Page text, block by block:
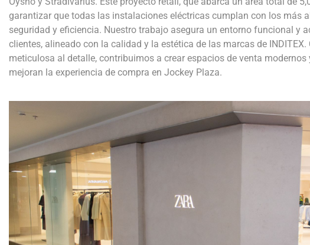
garantizar que todas las instalaciones eléctricas cumplan con los más
seguridad y eficiencia. Nuestro trabajo asegura un entorno funcional y
clientes, alineado con la calidad y la estética de las marcas de INDITEX.
meticulosa al detalle, contribuimos a crear espacios de venta modernos
mejoran la experiencia de compra en Jockey Plaza.